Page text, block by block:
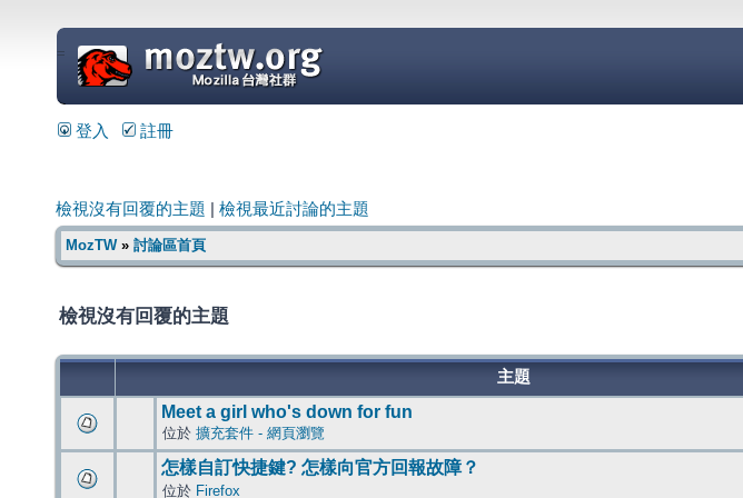
=
登入 註冊
檢視沒有回覆的主題 檢視最近討論的主題
MozTW» 討論區首頁
檢視沒有回覆的主題
主題
Meet a girl who's down for fun
位於 擴充套件 - 網頁瀏覽
怎樣自訂快捷鍵? 怎樣向官方回報故障？
位於 Firefox